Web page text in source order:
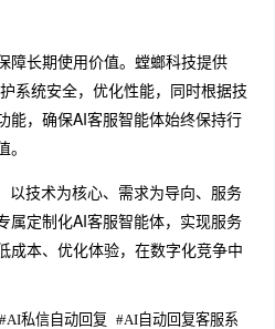
障长期使用价值。螳螂科技提供
系统安全，优化性能，同时根据技
能，确保AI客服智能体始终保持行
以技术为核心、需求为导向、服务
属定制化AI客服智能体，实现服务
成本、优化体验，在数字化竞争中
#AI私信自动回复 #AI自动回复客服系